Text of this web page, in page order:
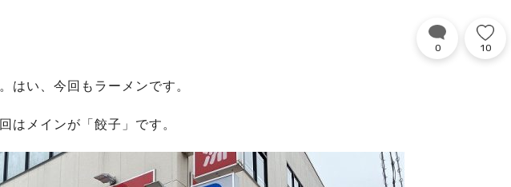
0 10
はい、今回もラーメンです。
はメインが「餃子」です。